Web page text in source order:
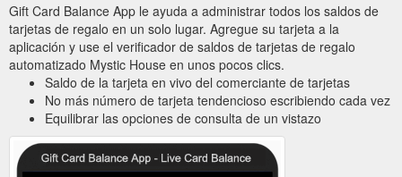
Gift Card Balance App le ayuda a administrar todos los saldos de
tarjetas de regalo en un solo lugar. Agregue su tarjeta a la
aplicación y use el verificador de saldos de tarjetas de regalo
automatizado Mystic House en unos pocos clics.
Saldo de la tarjeta en vivo del comerciante de tarjetas
No más número de tarjeta tendencioso escribiendo cada vez
Equilibrar las opciones de consulta de un vistazo